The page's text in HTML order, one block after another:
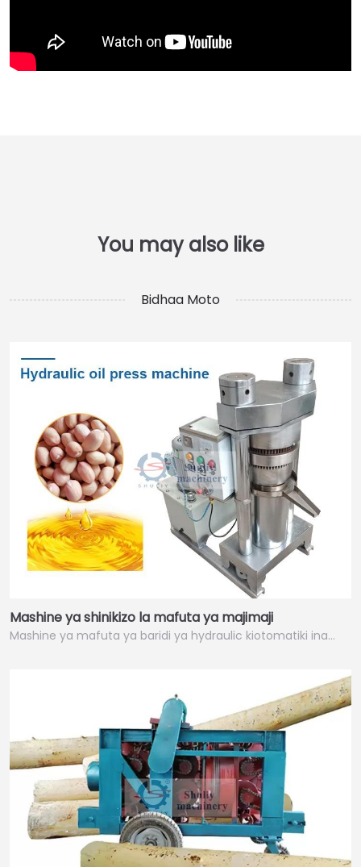
Bidhaa Moto
Mashine ya shinikizo la mafuta ya majimaji
Mashine ya mafuta ya baridi ya hydraulic kiotomatiki ina…